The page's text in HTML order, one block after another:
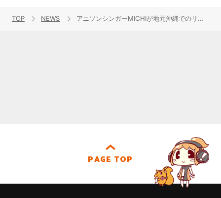
TOP NEWS アニソンシンガーMICHIが地元沖縄でのリリースイベントに200人！7月開催自身初のライブツアーでは「ありのままの私を見て」
PAGE TOP